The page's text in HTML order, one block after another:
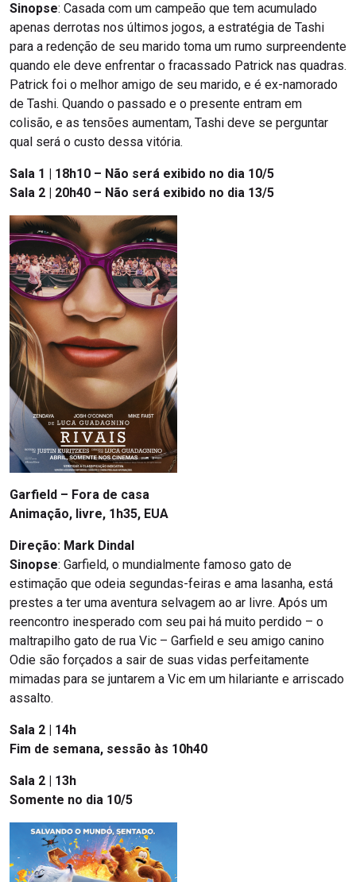
Sinopse: Casada com um campeão que tem acumulado
apenas derrotas nos últimos jogos, a estratégia de Tashi
para a redenção de seu marido toma um rumo surpreendente
quando ele deve enfrentar o fracassado Patrick nas quadras.
Patrick foi o melhor amigo de seu marido, e é ex-namorado
de Tashi. Quando o passado e o presente entram em
colisão, e as tensões aumentam, Tashi deve se perguntar
qual será o custo dessa vitória.
Sala 1 | 18h10 – Não será exibido no dia 10/5
Sala 2 | 20h40 – Não será exibido no dia 13/5
Garfield – Fora de casa
Animação, livre, 1h35, EUA
Direção: Mark Dindal
Sinopse: Garfield, o mundialmente famoso gato de
estimação que odeia segundas-feiras e ama lasanha, está
prestes a ter uma aventura selvagem ao ar livre. Após um
reencontro inesperado com seu pai há muito perdido – o
maltrapilho gato de rua Vic – Garfield e seu amigo canino
Odie são forçados a sair de suas vidas perfeitamente
mimadas para se juntarem a Vic em um hilariante e arriscado
assalto.
Sala 2 | 14h
Fim de semana, sessão às 10h40
Sala 2 | 13h
Somente no dia 10/5